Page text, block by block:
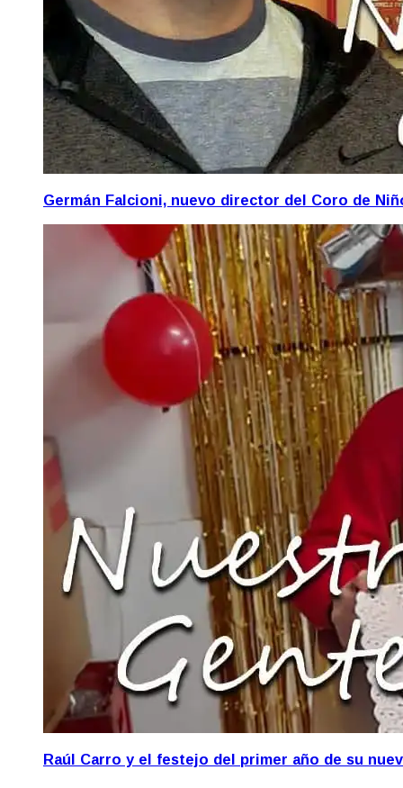
Germán Falcioni, nuevo director del Coro de
Raúl Carro y el festejo del primer año de su